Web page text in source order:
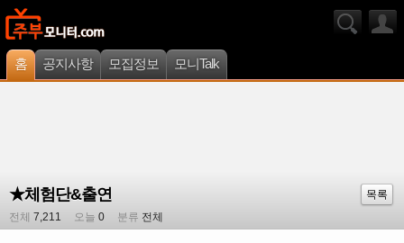
홈 공지사항 모집정보 모니Talk
★체험단&출연
목록
전체 7,211 오늘 0 분류 전체